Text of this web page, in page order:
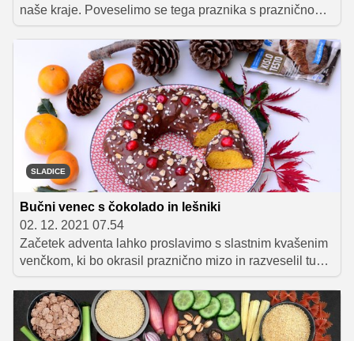
naše kraje. Poveselimo se tega praznika s praznično
peko, ki se je lahko lotimo tudi z otroki. Sladko in dišeče
testo je lahko malo drugačno – za dodatno sladkobo bo
tokrat poskrbela dišeča buča. Pa veselo ustvarjanje!
SLADICE
Bučni venec s čokolado in lešniki
02. 12. 2021 07.54
Začetek adventa lahko proslavimo s slastnim kvašenim
venčkom, ki bo okrasil praznično mizo in razveselil tudi
naše brbončice. Za puhasto mehko in dišeče kvašeno
testo bo poskrbel Fala Slonček, za piko na i pa pecivo
prelijemo še s čokolado in okrasimo z lešniki ter
sladkorčki.